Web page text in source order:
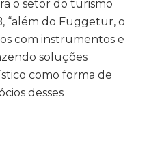
o setor do turismo
“além do Fuggetur, o
com instrumentos e
soluções
como forma de
desses